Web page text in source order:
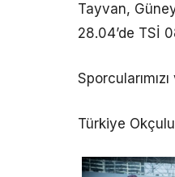
Tayvan,
28.04’de TSİ
Türkiye